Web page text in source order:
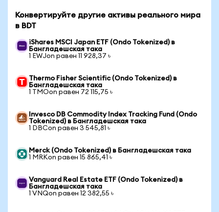
Конвертируйте другие активы реального мира
в BDT
iShares MSCI Japan ETF (Ondo Tokenized) в
Бангладешская така
1 EWJon равен 11 928,37 ৳
Thermo Fisher Scientific (Ondo Tokenized) в
Бангладешская така
1 TMOon равен 72 115,75 ৳
Invesco DB Commodity Index Tracking Fund (Ondo
Tokenized) в Бангладешская така
1 DBCon равен 3 545,81 ৳
Merck (Ondo Tokenized) в Бангладешская така
1 MRKon равен 15 865,41 ৳
Vanguard Real Estate ETF (Ondo Tokenized) в
Бангладешская така
1 VNQon равен 12 382,55 ৳